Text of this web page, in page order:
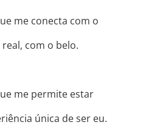
me conecta com o
com o belo.
me permite estar
única de ser eu.